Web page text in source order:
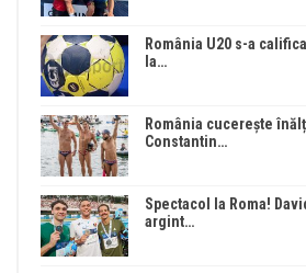
România U20 s-a
la…
România cucerește
Constantin…
Spectacol la Roma!
argint…